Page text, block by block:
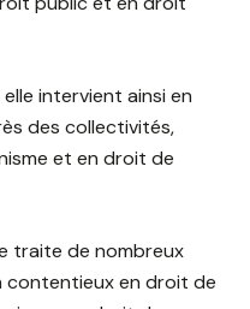
intervient ainsi en
des collectivités,
et en droit de
traite de nombreux
contentieux en droit de